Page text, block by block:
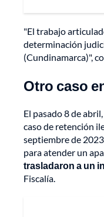
"El trabajo
determinación
(Cundinamarca)",
Otro caso
El pasado 8 de
caso de retención
septiembre de
para atender un
trasladaron a un
Fiscalía.